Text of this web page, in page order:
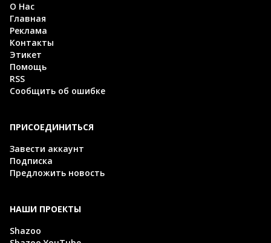
О Нас
Главная
Реклама
Контакты
Этикет
Помощь
RSS
Сообщить об ошибке
ПРИСОЕДИНИТЬСЯ
Завести аккаунт
Подписка
Предложить новость
НАШИ ПРОЕКТЫ
Shazoo